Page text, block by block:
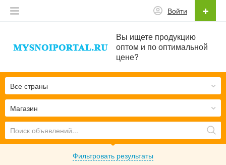
Вы ищете продукцию
оптом и по оптимальной
цене?
Войти
Магазин
Все страны
Фильтровать результаты